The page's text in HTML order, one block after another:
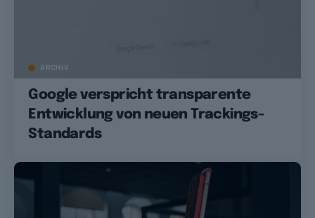
ARCHIV
Google verspricht transparente
Entwicklung von neuen Trackings-
Standards